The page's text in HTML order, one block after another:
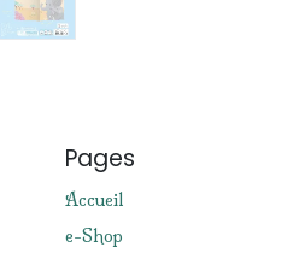
Pages
Accueil
e-Shop